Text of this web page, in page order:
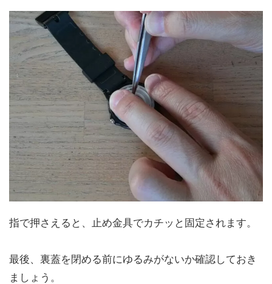
指で押さえると、止め金具でカチッと固定されます。
最後、裏蓋を閉める前にゆるみがないか確認しておき
ましょう。